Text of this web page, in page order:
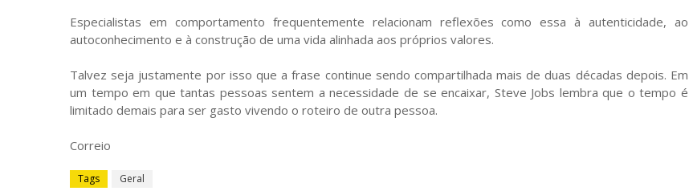
Especialistas em comportamento frequentemente relacionam reflexões como essa à autenticidade, ao
autoconhecimento e à construção de uma vida alinhada aos próprios valores.
Talvez seja justamente por isso que a frase continue sendo compartilhada mais de duas décadas depois. Em
um tempo em que tantas pessoas sentem a necessidade de se encaixar, Steve Jobs lembra que o tempo é
limitado demais para ser gasto vivendo o roteiro de outra pessoa.
Correio
Tags Geral